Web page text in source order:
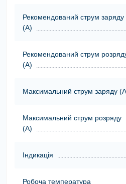
Рекомендований струм заряду
(А)
Рекомендований струм
(А)
Максимальний струм заряду
Максимальний струм розряду
(А)
Індикація
Робоча температура